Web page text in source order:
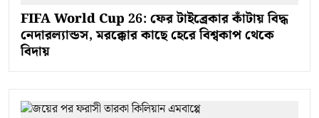
FIFA World Cup 26: ফের টাইব্রেকার কাঁটায় বিদ্ধ
নেদারল্যান্ডস, মরক্কোর কাছে হেরে বিশ্বকাপ থেকে
বিদায়